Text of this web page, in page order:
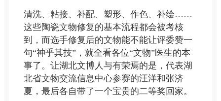
清洗、粘接、补配、塑形、作色、补绘……
这些陶瓷文物修复的基本流程都会被考核
到，而选手修复后的文物能不能让评委赞一
句“神乎其技”，就全看各位“文物”医生的本
事了。让湖北文博人与有荣焉的是，代表湖
北省文物交流信息中心参赛的汪洋和张济
夏，最后各自带了一个宝贵的二等奖回家。